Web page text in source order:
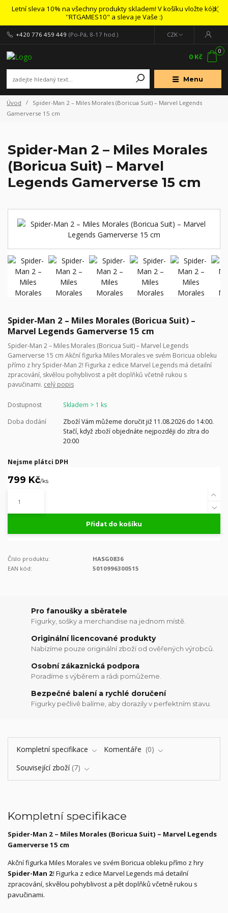
Letní sleva 10% na všechny produkty skladem! V košíku vložte kód
''RTGAMES10" a sleva je Vaše :)
Menu
CZK
+420 776 459 449 (Po-Pá, 8-17 hod.)
0
0 Kč
Úvod
Spider-Man 2 – Miles Morales (Boricua Suit) – Marvel Legends
Gamerverse 15 cm
Spider-Man 2 – Miles Morales
(Boricua Suit) – Marvel
Legends Gamerverse 15 cm
Spider-Man 2 – Miles Morales (Boricua Suit) –
Marvel Legends Gamerverse 15 cm
Spider-Man 2 – Miles Morales (Boricua Suit) – Marvel Legends
Gamerverse 15 cm Akční figurka Miles Morales ve svém Boricua obleku
přímo z hry Spider-Man 2! Figurka z edice Marvel Legends má detailní
zpracování, skvělou pohyblivost a pět doplňků včetně rukou s
pavučinami. celý popis
Dostupnost
Skladem > 1 ks
Doba dodání
Zboží Vám můžeme doručit již 11.08.2026 do 14:00.
Stačí, když zboží objednáte nejpozději do zítra do
20:00
Nejsme plátci DPH
799 Kč/ks
Přidat do košíku
Číslo produktu:
HASG0836
EAN kód:
5010996300515
Pro fanoušky a sběratele
Figurky, sošky a merchandise na jednom místě.
Originální licencované produkty
Nabízíme pouze originální zboží od ověřených výrobců.
Osobní zákaznická podpora
Poradíme s výběrem a rádi pomůžeme.
Bezpečné balení a rychlé doručení
Figurky pečlivě balíme, aby dorazily v perfektním stavu.
Kompletní specifikace Komentáře
0
Související zboží 7
Kompletní specifikace
Spider-Man 2 – Miles Morales (Boricua Suit) – Marvel Legends
Gamerverse 15 cm
Akční figurka Miles Morales ve svém Boricua obleku přímo z hry
Spider-Man 2! Figurka z edice Marvel Legends má detailní
zpracování, skvělou pohyblivost a pět doplňků včetně rukou s
pavučinami.